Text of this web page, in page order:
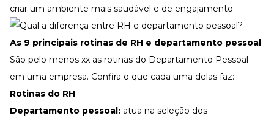
criar um ambiente mais saudável e de engajamento.
As 9 principais rotinas de RH e departamento pessoal
São pelo menos xx as rotinas do Departamento Pessoal
em uma empresa. Confira o que cada uma delas faz:
Rotinas do RH
Departamento pessoal: atua na seleção dos